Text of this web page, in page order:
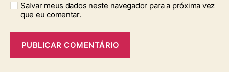
Salvar meus dados neste navegador para a próxima vez
que eu comentar.